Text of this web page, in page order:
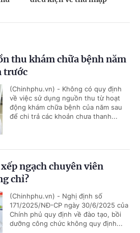
thu khám chữa bệnh năm
trước
(Chinhphu.vn) - Không có quy định
về việc sử dụng nguồn thu từ hoạt
động khám chữa bệnh của năm sau
để chi trả các khoản chưa thanh...
ngạch chuyên viên
chỉ?
(Chinhphu.vn) - Nghị định số
171/2025/NĐ-CP ngày 30/6/2025 của
Chính phủ quy định về đào tạo, bồi
dưỡng công chức không quy định...